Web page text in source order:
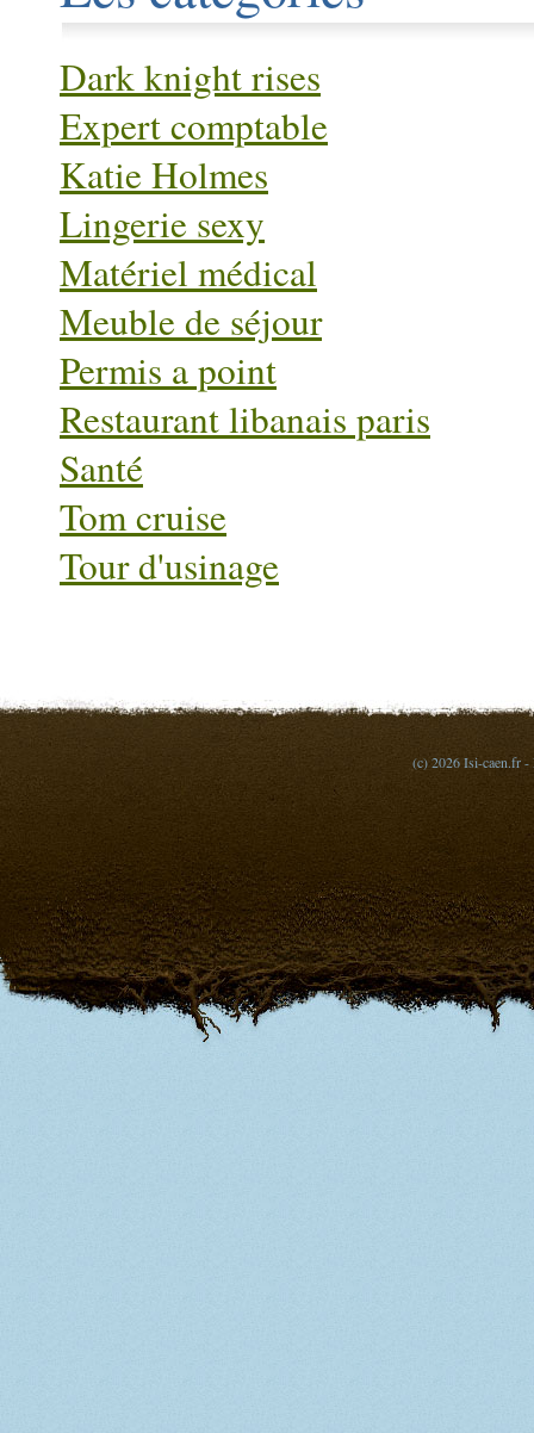
Dark knight rises
Expert comptable
Katie Holmes
Lingerie sexy
Matériel médical
Meuble de séjour
Permis a point
Restaurant libanais paris
Santé
Tom cruise
Tour d'usinage
(c) 2026 Isi-caen.fr -